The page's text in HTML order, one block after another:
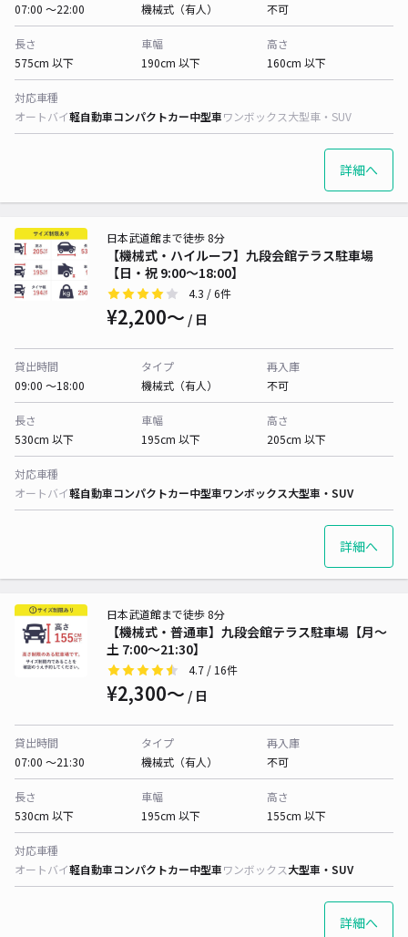
07:00 〜22:00
機械式（有人）
不可
長さ
575cm 以下
車幅
190cm 以下
高さ
160cm 以下
対応車種
オートバイ軽自動車コンパクトカー中型車ワンボックス大型車・SUV
詳細へ
【機械式・ハイルーフ】九段会館テラス駐車場
【日・祝 9:00〜18:00】
日本武道館まで徒歩 8分
4.3 / 6件
¥2,200〜 / 日
貸出時間
09:00 〜18:00
タイプ
機械式（有人）
再入庫
不可
長さ
530cm 以下
車幅
195cm 以下
高さ
205cm 以下
対応車種
オートバイ軽自動車コンパクトカー中型車ワンボックス大型車・SUV
詳細へ
【機械式・普通車】九段会館テラス駐車場【月〜
土 7:00〜21:30】
日本武道館まで徒歩 8分
4.7 / 16件
¥2,300〜 / 日
貸出時間
07:00 〜21:30
タイプ
機械式（有人）
再入庫
不可
長さ
530cm 以下
車幅
195cm 以下
高さ
155cm 以下
対応車種
オートバイ軽自動車コンパクトカー中型車ワンボックス大型車・SUV
詳細へ